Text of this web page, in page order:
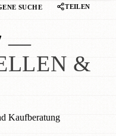
SUCHE TEILEN
—
&
Kaufberatung